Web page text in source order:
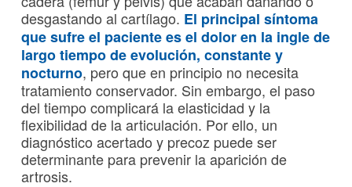
desgastando al cartílago. El principal síntoma
que sufre el paciente es el dolor en la ingle de
largo tiempo de evolución, constante y
nocturno, pero que en principio no necesita
tratamiento conservador. Sin embargo, el paso
del tiempo complicará la elasticidad y la
flexibilidad de la articulación. Por ello, un
diagnóstico acertado y precoz puede ser
determinante para prevenir la aparición de
artrosis.